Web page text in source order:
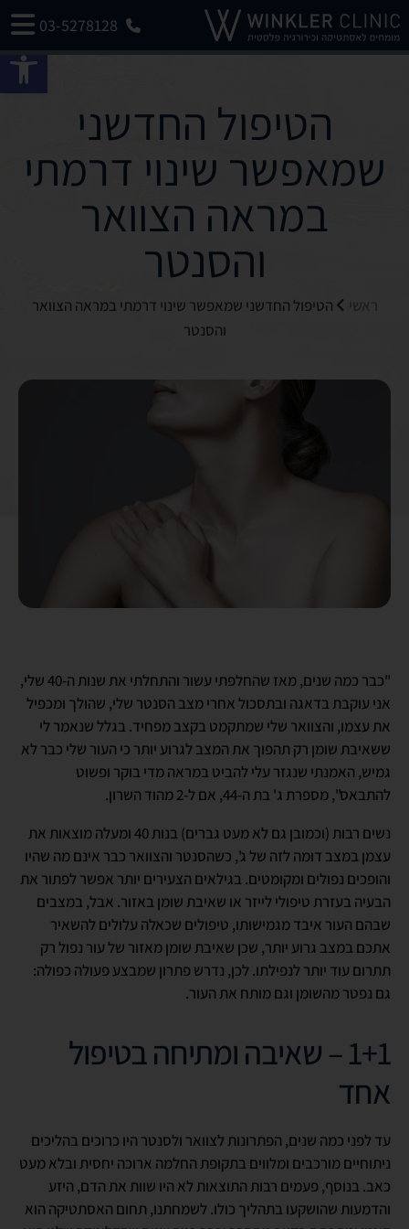
03-5278128
הטיפול החדשני
שמאפשר שינוי דרמתי
במראה הצוואר
והסנטר
ראשי
הטיפול החדשני שמאפשר שינוי דרמתי במראה הצוואר
והסנטר
"כבר כמה שנים, מאז שהחלפתי עשור והתחלתי את שנות ה-40 שלי,
אני עוקבת בדאגה ובתסכול אחרי מצב הסנטר שלי, שהולך ומכפיל
את עצמו, והצוואר שלי שמתקמט בקצב מפחיד. בגלל שנאמר לי
ששאיבת שומן רק תהפוך את המצב לגרוע יותר כי העור שלי כבר לא
גמיש, האמנתי שנגזר עלי להביט במראה מדי בוקר ופשוט
להתבאס", מספרת ג' בת ה-44, אם ל-2 מהוד השרון.
נשים רבות (וכמובן גם לא מעט גברים) בנות 40 ומעלה מוצאות את
עצמן במצב דומה לזה של ג', כשהסנטר והצוואר כבר אינם מה שהיו
והופכים נפולים ומקומטים. בגילאים הצעירים יותר אפשר לפתור את
הבעיה בעזרת טיפולי לייזר או שאיבת שומן באזור. אבל, במצבים
שבהם העור איבד מגמישותו, טיפולים שכאלה עלולים להשאיר
אתכם במצב גרוע יותר, שכן שאיבת שומן מאזור של עור נפול רק
תתרום עוד יותר לנפילתו. לכן, נדרש פתרון שמבצע פעולה כפולה:
גם נפטר מהשומן וגם מותח את העור.
1+1 – שאיבה ומתיחה בטיפול
אחד
עד לפני כמה שנים, הפתרונות לצוואר ולסנטר היו כרוכים בהליכים
ניתוחיים מורכבים ומלווים בתקופת החלמה ארוכה יחסית ובלא מעט
כאב. בנוסף, פעמים רבות התוצאות לא היו שוות את הדם, היזע
והדמעות שהושקעו בתהליך כולו. לשמחתנו, תחום האסתטיקה הוא